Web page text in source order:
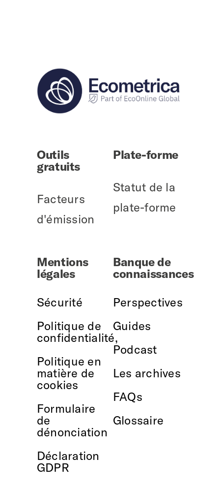
Outils
gratuits
Facteurs
d'émission
Plate-forme
Statut de la
plate-forme
Mentions
légales
Sécurité
Politique de
confidentialité,
Politique en
matière de
cookies
Formulaire
de
dénonciation
Déclaration
GDPR
Banque de
connaissances
Perspectives
Guides
Podcast
Les archives
FAQs
Glossaire